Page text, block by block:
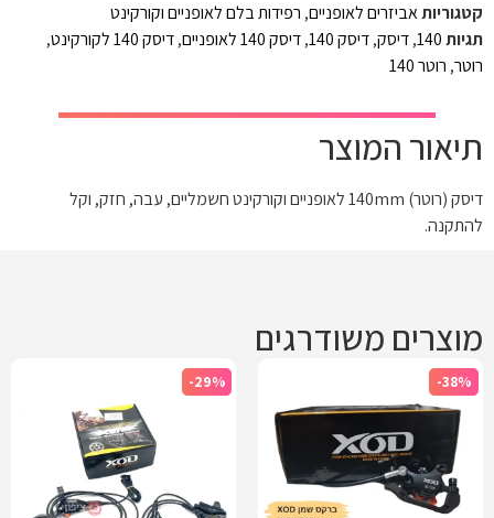
קטגוריותאביזרים לאופניים, רפידות בלם לאופניים וקורקינט
תגיות140
,דיסק,דיסק 140 ,דיסק 140 לאופניים ,דיסק 140 לקורקינט
,
רוטר, רוטר 140
תיאור המוצר
דיסק (רוטר) 140mm לאופניים וקורקינט חשמליים, עבה, חזק, וקל
להתקנה.
מוצרים משודרגים
-38%
-29%